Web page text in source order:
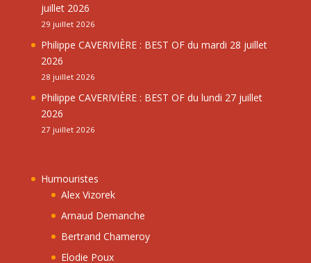
juillet 2026
29 juillet 2026
Philippe CAVERIVIÈRE : BEST OF du mardi 28 juillet
2026
28 juillet 2026
Philippe CAVERIVIÈRE : BEST OF du lundi 27 juillet
2026
27 juillet 2026
Humouristes
Alex Vizorek
Arnaud Demanche
Bertrand Chameroy
Elodie Poux